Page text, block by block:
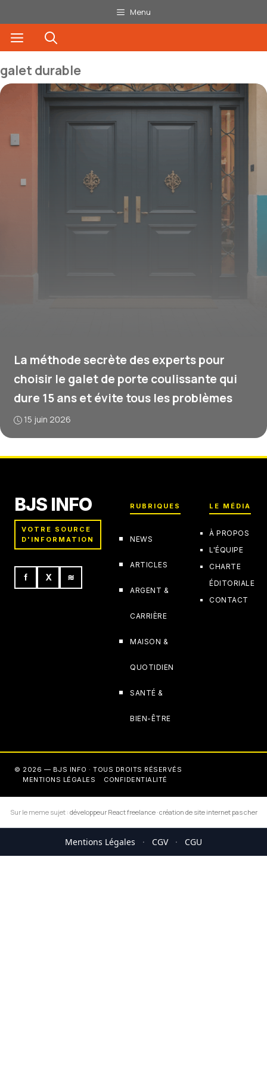
au
contenu
Menu
Menu
galet durable
La méthode secrète des experts pour
choisir le galet de porte coulissante qui
dure 15 ans et évite tous les problèmes
15 juin 2026
BJS INFO
VOTRE SOURCE
D'INFORMATION
f X ≋
RUBRIQUES
NEWS
ARTICLES
ARGENT &
CARRIÈRE
MAISON &
QUOTIDIEN
SANTÉ &
BIEN-ÊTRE
LE MÉDIA
À PROPOS
L'ÉQUIPE
CHARTE
ÉDITORIALE
CONTACT
© 2026 — BJS INFO · TOUS DROITS RÉSERVÉS
MENTIONS LÉGALES
CONFIDENTIALITÉ
Sur le meme sujet : développeur React freelance·création de site internet pas cher
Mentions Légales · CGV · CGU